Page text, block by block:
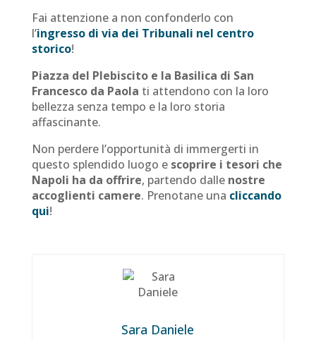
Fai attenzione a non confonderlo con
l’ingresso di via dei Tribunali nel centro
storico!
Piazza del Plebiscito e la Basilica di San
Francesco da Paola ti attendono con la loro
bellezza senza tempo e la loro storia
affascinante.
Non perdere l’opportunità di immergerti in
questo splendido luogo e scoprire i tesori che
Napoli ha da offrire, partendo dalle nostre
accoglienti camere. Prenotane una cliccando
qui!
Sara Daniele